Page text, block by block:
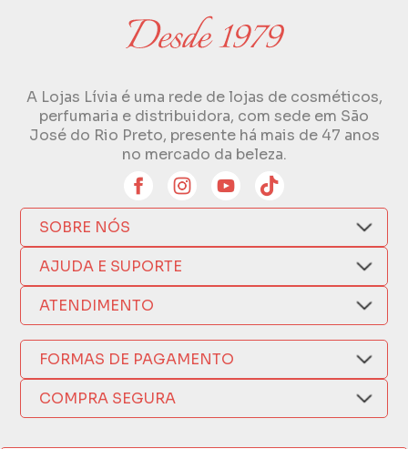
A Lojas Lívia é uma rede de lojas de cosméticos,
perfumaria e distribuidora, com sede em São
José do Rio Preto, presente há mais de 47 anos
no mercado da beleza.
SOBRE NÓS
Quem Somos
Compra Segura
Como Comprar
Nossas Lojas
Política de Privacidade
AJUDA E SUPORTE
Nosso Aplicativo
Trocas e Devoluções
Formas de Pagamento
Fretes e Entregas
Fabricantes
Termos de Compra e Venda
ATENDIMENTO
(17) 3209-9595
sacweb@lojaslivia.com.br
FORMAS DE PAGAMENTO
COMPRA SEGURA